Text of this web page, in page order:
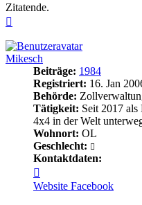
Zitatende.
Mikesch
Beiträge: 1984
Registriert: 16. Jan
Behörde:
Tätigkeit: Seit 2017 als
4x4 in der Welt
Wohnort: OL
Geschlecht:
Kontaktdaten:
von
Mikesch
Website Facebook